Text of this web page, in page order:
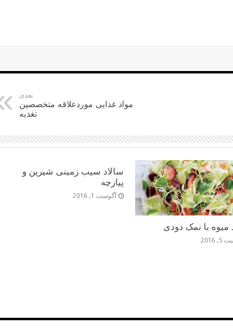
بعدی
مواد غذایی موردعلاقه متخصصین
تغذیه
میوه با نمک دودی
2016
سالاد سیب زمینی شیرین و
پیازچه
آگوست 1, 2016